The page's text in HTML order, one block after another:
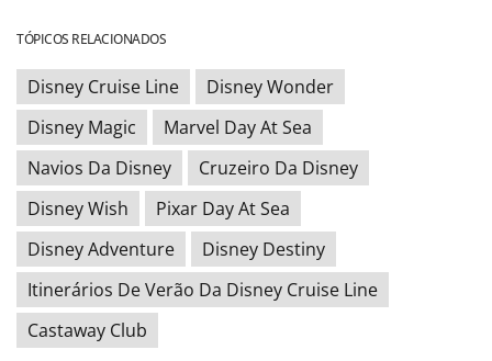
TÓPICOS RELACIONADOS
Disney Cruise Line
Disney Wonder
Disney Magic
Marvel Day At Sea
Navios Da Disney
Cruzeiro Da Disney
Disney Wish
Pixar Day At Sea
Disney Adventure
Disney Destiny
Itinerários De Verão Da Disney Cruise Line
Castaway Club